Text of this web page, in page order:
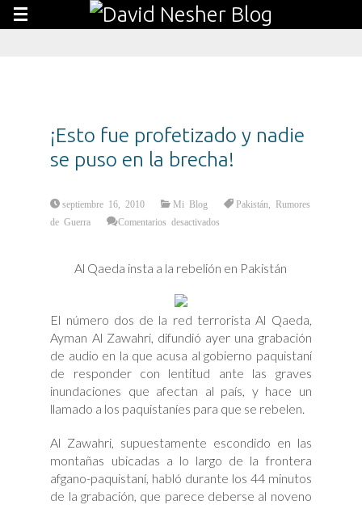
¡Esto fue profetizado y nadie
se puso en la brecha!
septiembre 16, 2010 Mi Blog Pakistán
Rumores
de Guerra
Comentarios desactivados
nadie
se
brecha!
Al Qaeda insta a la rebelión en Pakistán
El número dos de la red terrorista Al Qaeda,
Ayman Al Zawahri, difundió ayer una grabación
de audio en la que acusa al gobierno paquistaní
de responder con lentitud ante las graves
inundaciones que afectan al país, y hace un
llamado a los paquistaníes para que se rebelen.
Al Zawahri, supuestamente escondido en las
montañas ubicadas a lo largo de la frontera
afgano-paquistaní, habló durante los 44 minutos
de la grabación, que parece deberse al noveno